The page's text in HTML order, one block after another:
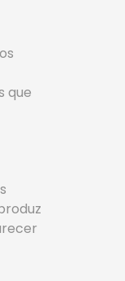
que